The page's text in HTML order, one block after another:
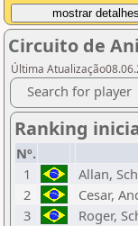
Circuito de
Última
Search for player
Ranking
Nº.
1
Allan,
2
Cesar,
3
Roger,